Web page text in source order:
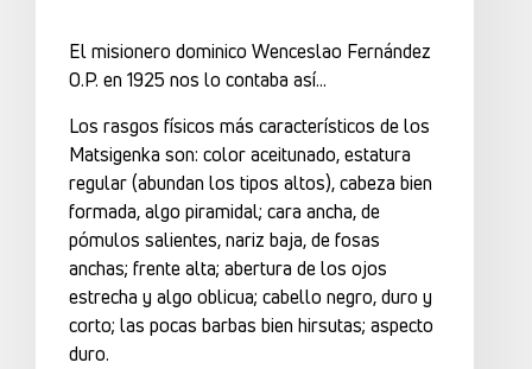
El misionero dominico Wenceslao Fernández
O.P. en 1925 nos lo contaba así…
Los rasgos físicos más característicos de los
Matsigenka son: color aceitunado, estatura
regular (abundan los tipos altos), cabeza bien
formada, algo piramidal; cara ancha, de
pómulos salientes, nariz baja, de fosas
anchas; frente alta; abertura de los ojos
estrecha y algo oblicua; cabello negro, duro y
corto; las pocas barbas bien hirsutas; aspecto
duro.